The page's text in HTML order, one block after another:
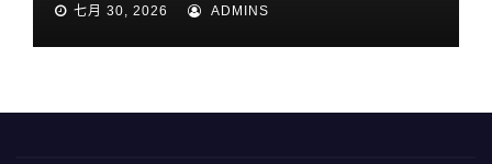
七月 30, 2026 ADMINS